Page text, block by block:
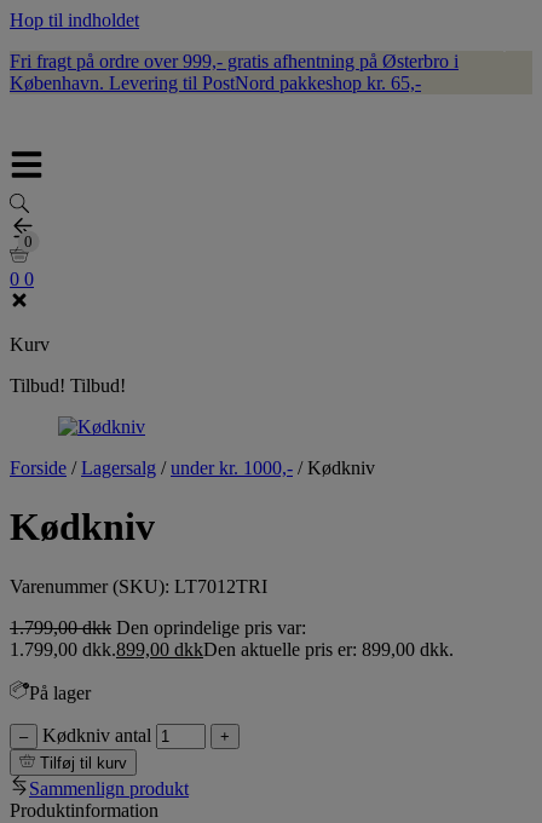
Hop til indholdet
Fri fragt på ordre over 999,- gratis afhentning på Østerbro i
København. Levering til PostNord pakkeshop kr. 65,-
0
0
0 0
Kurv
Tilbud! Tilbud!
Forside /Lagersalg /under kr. 1000,- /Kødkniv
Kødkniv
Varenummer (SKU): LT7012TRI
1.799,00dkk Den oprindelige pris var:
1.799,00 dkk.899,00 dkkDen aktuelle pris er: 899,00 dkk.
På lager
– Kødkniv antal
+
Tilføj til kurv
Sammenlign produkt
Produktinformation